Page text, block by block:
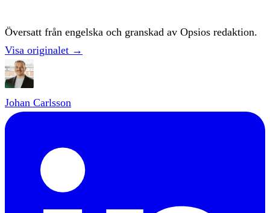
Översatt från engelska och granskad av Opsios redaktion.
Visa originalet →
Johan Carlsson